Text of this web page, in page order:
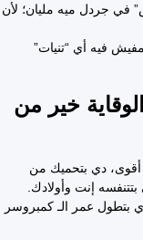
في جردل ميه مليان؛ لأن
فيه أي “تنيات”
خير من
أقوى، دي بتحميك من
إنت وأولادك.
بتطول عمر الـ كمبروسر